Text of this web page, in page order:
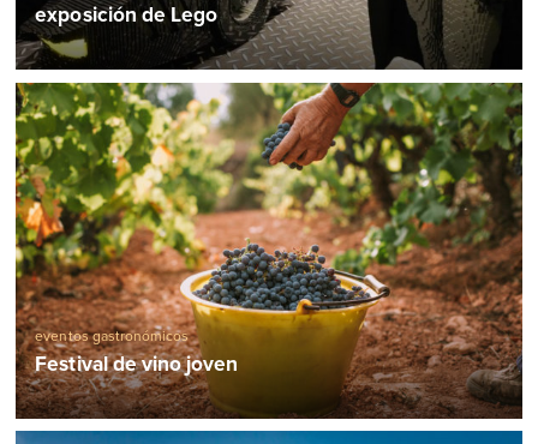
exposición de Lego
eventos gastronómicos
Festival de vino joven